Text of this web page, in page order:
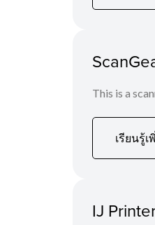
This is a
เรียนรู้เ
IJ